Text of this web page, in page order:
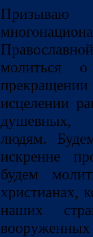
молиться
исцелении
душевных,
людям.
искренне
будем
христианах,
наших
вооруженных